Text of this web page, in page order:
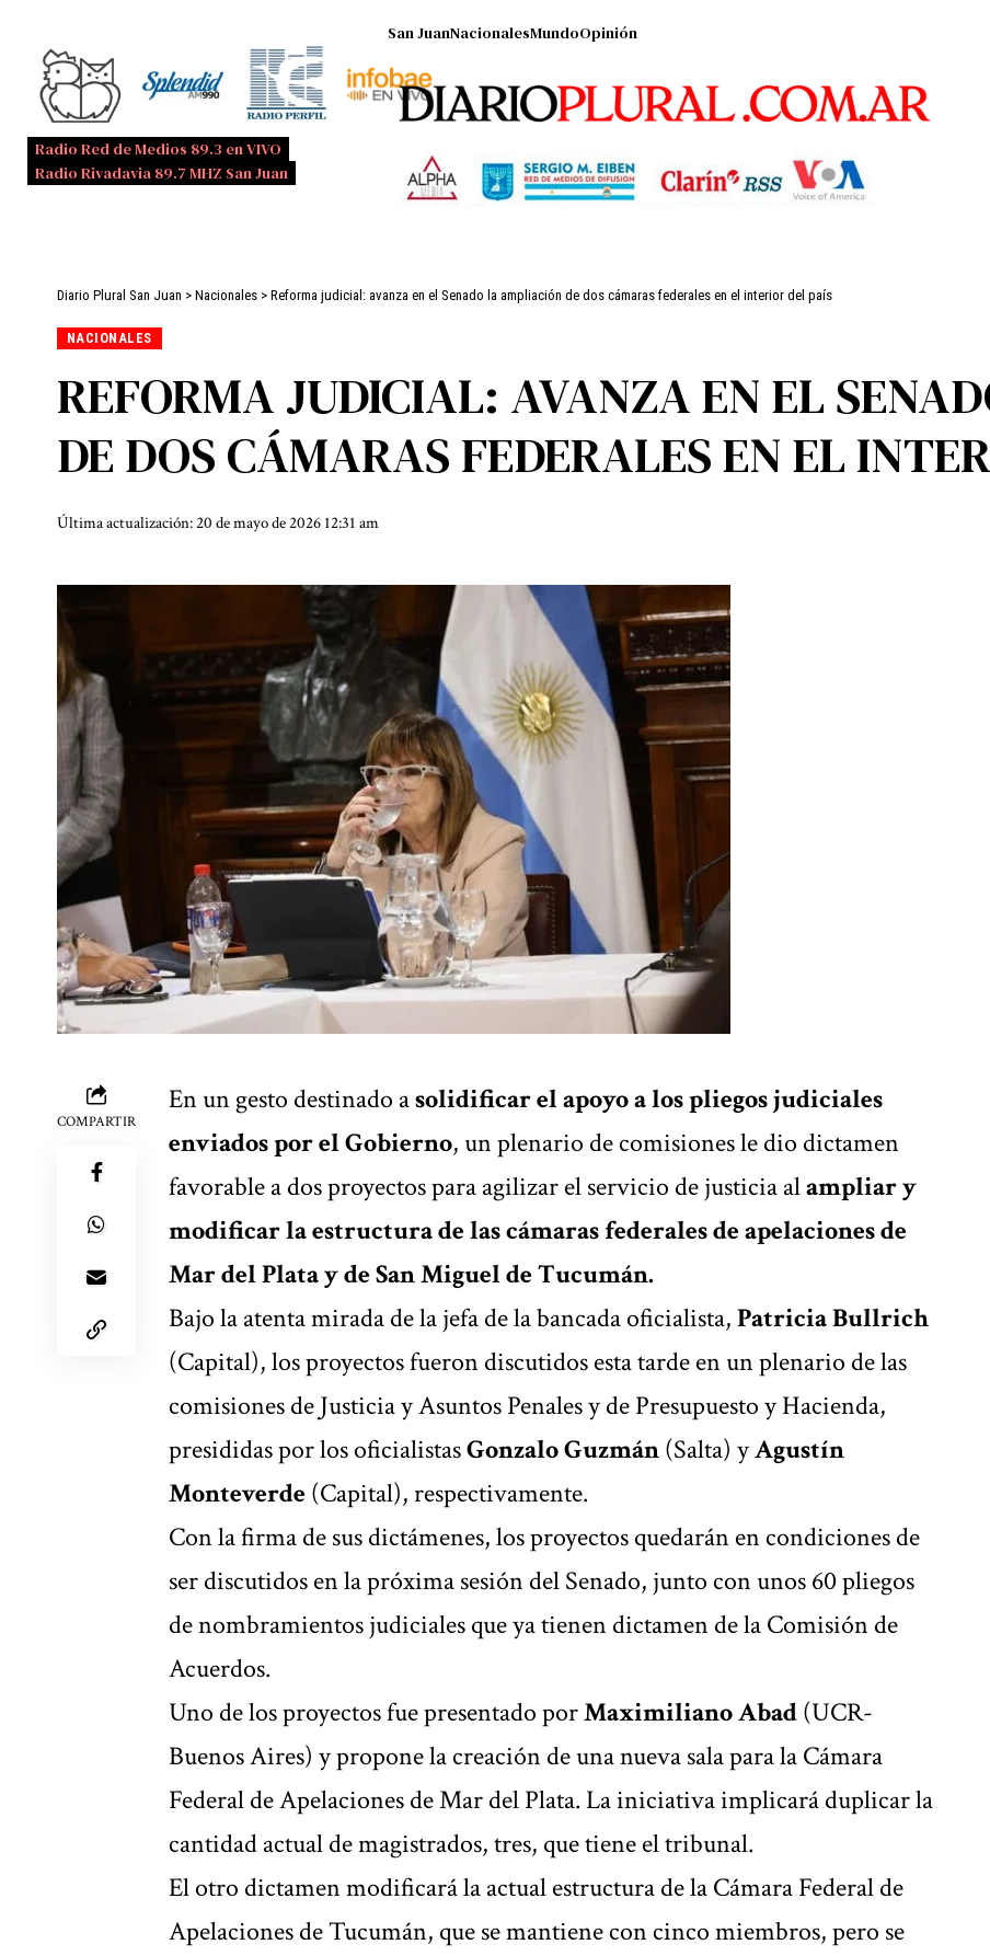
Radio Red de Medios 89.3 en VIVO
Radio Rivadavia 89.7 MHZ San Juan
San JuanNacionalesMundoOpinión
Diario Plural San Juan > Nacionales > Reforma judicial: avanza en el Senado la ampliación de dos cámaras federales en el interior del país
NACIONALES
REFORMA JUDICIAL: AVANZA EN EL
DE DOS CÁMARAS FEDERALES EN EL
Última actualización: 20 de mayo de 2026 12:31 am
COMPARTIR
En un gesto destinado asolidificar el apoyo a los pliegos judiciales
enviados por el Gobierno, un plenario de comisiones le dio dictamen
favorable a dos proyectos para agilizar el servicio de justicia alampliar y
modificar la estructura de las cámaras federales de apelaciones de
Mar del Plata y de San Miguel de Tucumán.
Bajo la atenta mirada de la jefa de la bancada oficialista,Patricia Bullrich
(Capital), los proyectos fueron discutidos esta tarde en un plenario de las
comisiones de Justicia y Asuntos Penales y de Presupuesto y Hacienda,
presididas por los oficialistasGonzalo Guzmán(Salta) yAgustín
Monteverde (Capital), respectivamente.
Con la firma de sus dictámenes, los proyectos quedarán en condiciones de
ser discutidos en la próxima sesión del Senado, junto con unos 60 pliegos
de nombramientos judiciales que ya tienen dictamen de la Comisión de
Acuerdos.
Uno de los proyectos fue presentado porMaximiliano Abad(UCR-
Buenos Aires) y propone la creación de una nueva sala para la Cámara
Federal de Apelaciones de Mar del Plata. La iniciativa implicará duplicar la
cantidad actual de magistrados, tres, que tiene el tribunal.
El otro dictamen modificará la actual estructura de la Cámara Federal de
Apelaciones de Tucumán, que se mantiene con cinco miembros, pero se